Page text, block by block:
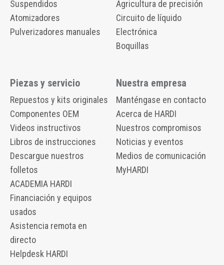
Suspendidos
Atomizadores
Pulverizadores manuales
Agricultura de precisión
Circuito de líquido
Electrónica
Boquillas
Piezas y servicio
Repuestos y kits originales
Componentes OEM
Videos instructivos
Libros de instrucciones
Descargue nuestros
folletos
ACADEMIA HARDI
Financiación y equipos
usados
Asistencia remota en
directo
Helpdesk HARDI
Nuestra empresa
Manténgase en contacto
Acerca de HARDI
Nuestros compromisos
Noticias y eventos
Medios de comunicación
MyHARDI